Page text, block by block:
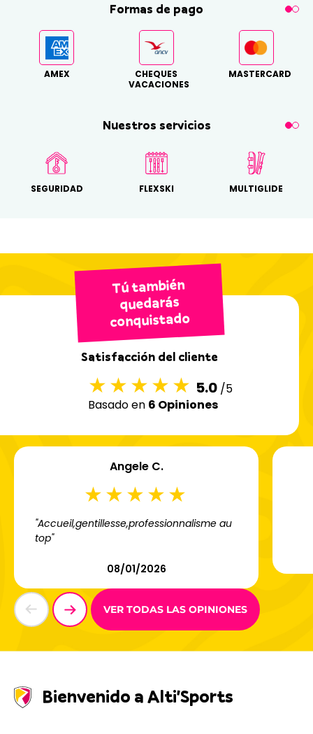
Formas de pago
AMEX
CHEQUES
VACACIONES
MASTERCARD
Nuestros servicios
SEGURIDAD FLEXSKI MULTIGLIDE
Tú también
quedarás
conquistado
Satisfacción del cliente
5.0 /5
Basado en 6 Opiniones
Angele C.
"Accueil,gentillesse,professionnalisme au
top"
08/01/2026
VER TODAS LAS OPINIONES
Bienvenido a Alti'Sports